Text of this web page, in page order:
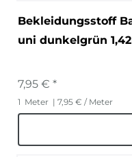
Bekleidungsstoff
uni dunkelgrün
7,95 € *
1 Meter | 7,95 € / Meter